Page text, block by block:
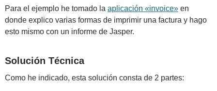
Para el ejemplo he tomado la aplicación «invoice» en
donde explico varias formas de imprimir una factura y hago
esto mismo con un informe de Jasper.
Solución Técnica
Como he indicado, esta solución consta de 2 partes: